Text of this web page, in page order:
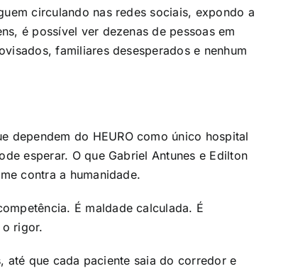
circulando nas redes sociais, expondo a
é possível ver dezenas de pessoas em
familiares desesperados e nenhum
dependem do HEURO como único hospital
esperar. O que Gabriel Antunes e Edilton
contra a humanidade.
É maldade calculada. É
rigor.
até que cada paciente saia do corredor e